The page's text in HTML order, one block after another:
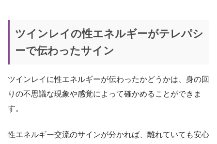
ツインレイの性エネルギーがテレパシ
ーで伝わったサイン
ツインレイに性エネルギーが伝わったかどうかは、身の回
りの不思議な現象や感覚によって確かめることができま
す。
性エネルギー交流のサインが分かれば、離れていても安心